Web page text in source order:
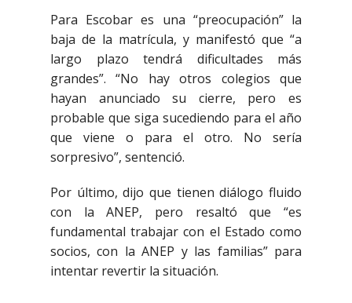
Para Escobar es una “preocupación” la
baja de la matrícula, y manifestó que “a
largo plazo tendrá dificultades más
grandes”. “No hay otros colegios que
hayan anunciado su cierre, pero es
probable que siga sucediendo para el año
que viene o para el otro. No sería
sorpresivo”, sentenció.
Por último, dijo que tienen diálogo fluido
con la ANEP, pero resaltó que “es
fundamental trabajar con el Estado como
socios, con la ANEP y las familias” para
intentar revertir la situación.